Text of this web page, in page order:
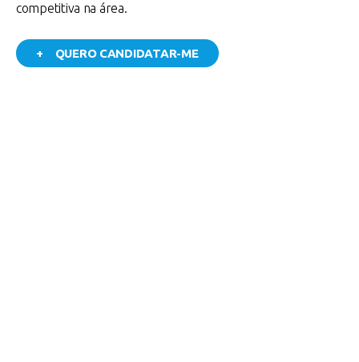
competitiva na área.
+ QUERO CANDIDATAR-ME